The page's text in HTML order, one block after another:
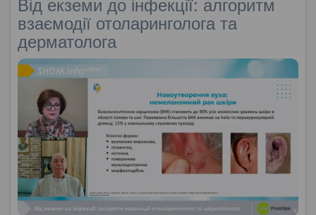
Від екземи до інфекції: алгоритм
взаємодії отоларинголога та
дерматолога